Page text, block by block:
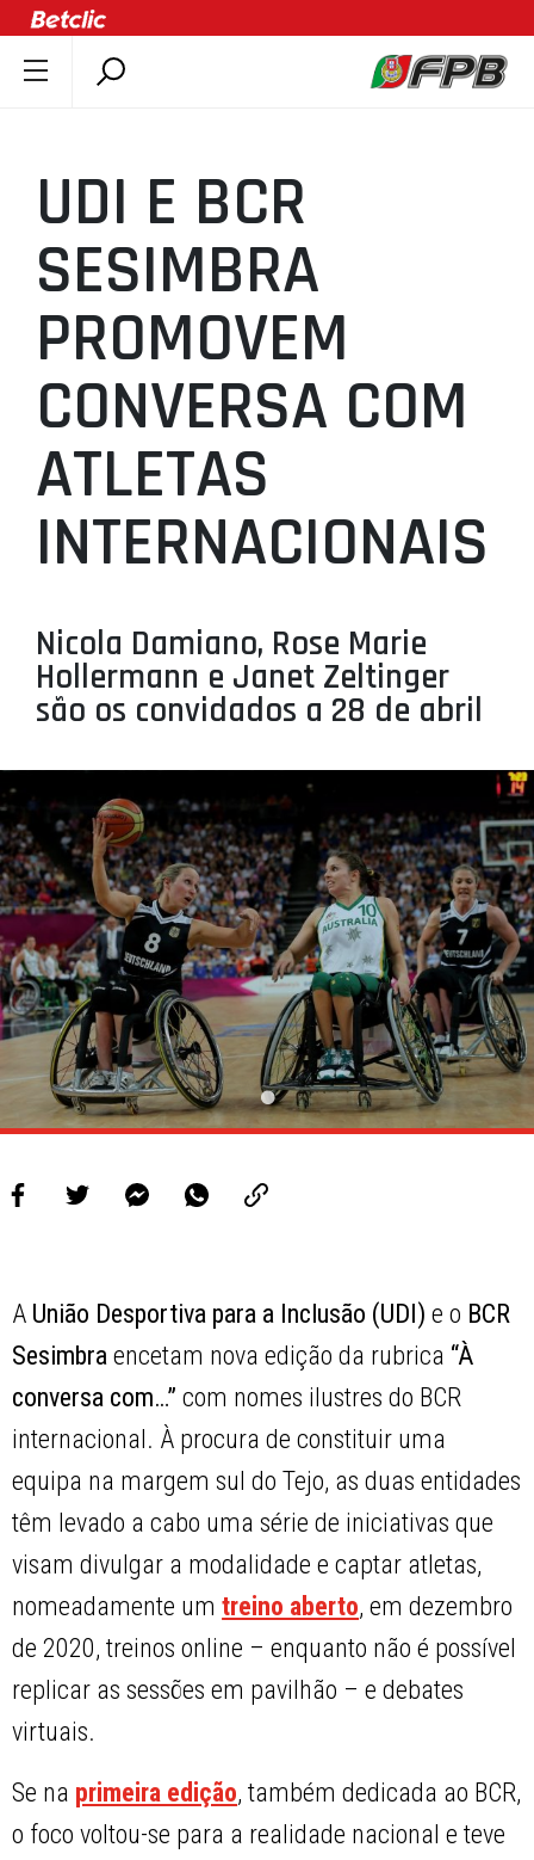
COMPETIÇÕES
ASSOCIAÇÕES
CLUBES
AGENTES
AGENDA
SELEÇÕES
MINIBASQUETE
ÁREA TÉCNICA
PROJETOS
LIGA BETCLIC FEMININA
UDI E BCR
SESIMBRA
PROMOVEM
CONVERSA COM
ATLETAS
INTERNACIONAIS
Nicola Damiano, Rose Marie
Hollermann e Janet Zeltinger
são os convidados a 28 de abril
A União Desportiva para a Inclusão (UDI) e o BCR
Sesimbra encetam nova edição da rubrica “À
conversa com…” com nomes ilustres do BCR
internacional. À procura de constituir uma
equipa na margem sul do Tejo, as duas entidades
têm levado a cabo uma série de iniciativas que
visam divulgar a modalidade e captar atletas,
nomeadamente umtreino aberto, em dezembro
de 2020, treinos online – enquanto não é possível
replicar as sessões em pavilhão – e debates
virtuais.
Se na primeira edição, também dedicada ao BCR,
o foco voltou-se para a realidade nacional e teve